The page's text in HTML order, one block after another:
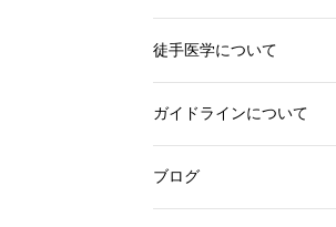
徒手医学について
ガイドラインについて
ブログ